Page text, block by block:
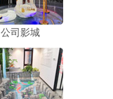
公司影城